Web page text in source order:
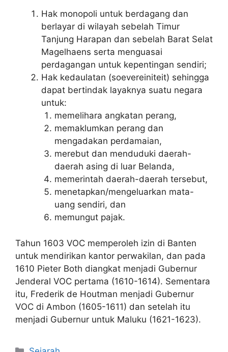
Hak monopoli untuk berdagang dan
berlayar di wilayah sebelah Timur
Tanjung Harapan dan sebelah Barat Selat
Magelhaens serta menguasai
perdagangan untuk kepentingan sendiri;
Hak kedaulatan (soevereiniteit) sehingga
dapat bertindak layaknya suatu negara
untuk:
memelihara angkatan perang,
memaklumkan perang dan
mengadakan perdamaian,
merebut dan menduduki daerah-
daerah asing di luar Belanda,
memerintah daerah-daerah tersebut,
menetapkan/mengeluarkan mata-
uang sendiri, dan
memungut pajak.
Tahun 1603 VOC memperoleh izin di Banten
untuk mendirikan kantor perwakilan, dan pada
1610 Pieter Both diangkat menjadi Gubernur
Jenderal VOC pertama (1610-1614). Sementara
itu, Frederik de Houtman menjadi Gubernur
VOC di Ambon (1605-1611) dan setelah itu
menjadi Gubernur untuk Maluku (1621-1623).
Kategori